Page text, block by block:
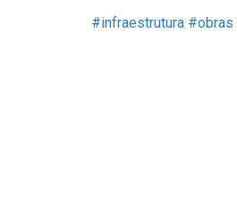
#infraestrutura #obras